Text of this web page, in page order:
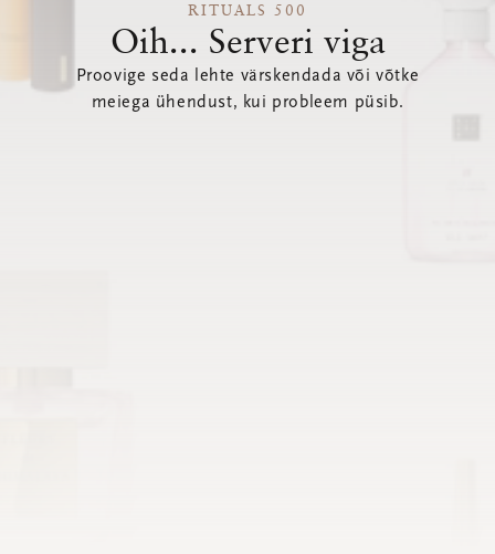
RITUALS 500
Oih... Serveri viga
Proovige seda lehte värskendada või võtke
meiega ühendust, kui probleem püsib.